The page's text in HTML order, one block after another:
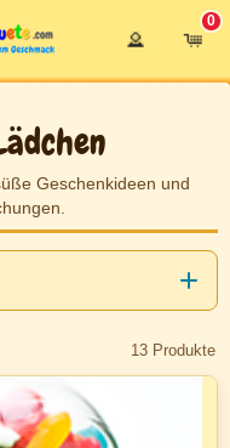
Login
0
Geschenkideen und
13 Produkte